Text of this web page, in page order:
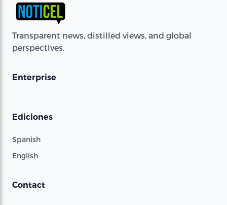
Transparent news, distilled views, and global
perspectives.
Enterprise
Ediciones
Spanish
English
Contact